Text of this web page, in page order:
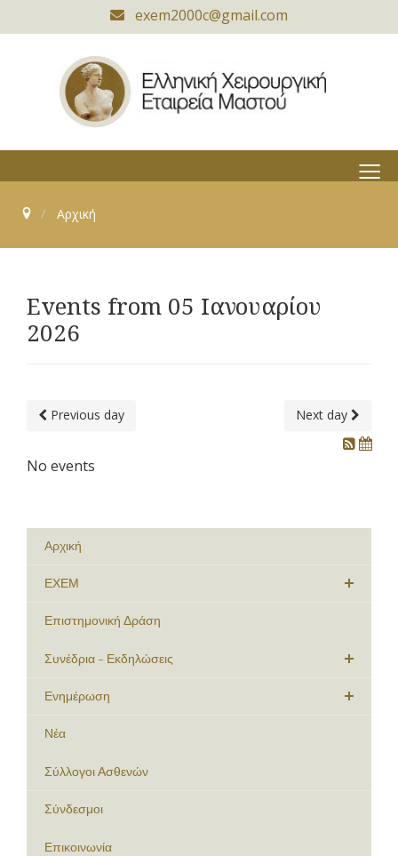
exem2000c@gmail.com
≡
Αρχική
Events from 05 Ιανουαρίου
2026
Previous day Next day
No events
Αρχική
ΕΧΕΜ
Επιστημονική Δράση
Συνέδρια - Εκδηλώσεις
Ενημέρωση
Νέα
Σύλλογοι Ασθενών
Σύνδεσμοι
Επικοινωνία